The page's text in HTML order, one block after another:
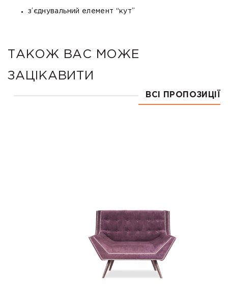
з’єднувальний елемент “кут”
ТАКОЖ ВАС МОЖЕ
ЗАЦІКАВИТИ
ВСІ ПРОПОЗИЦІЇ